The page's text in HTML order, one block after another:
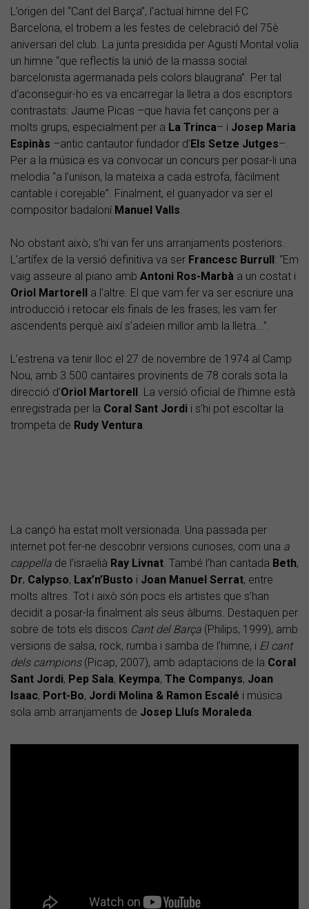
L’origen del “Cant del Barça”, l’actual himne del FC
Barcelona, el trobem a les festes de celebració del 75è
aniversari del club. La junta presidida per Agustí Montal volia
un himne “que reflectís la unió de la massa social
barcelonista agermanada pels colors blaugrana”. Per tal
d’aconseguir-ho es va encarregar la lletra a dos escriptors
contrastats: Jaume Picas –que havia fet cançons per a
molts grups, especialment per a La Trinca– i Josep Maria
Espinàs –antic cantautor fundador d’ Els Setze Jutges–.
Per a la música es va convocar un concurs per posar-li una
melodia “a l’uníson, la mateixa a cada estrofa, fàcilment
cantable i corejable”. Finalment, el guanyador va ser el
compositor badaloní Manuel Valls.
No obstant això, s’hi van fer uns arranjaments posteriors.
L’artífex de la versió definitiva va ser Francesc Burrull : “Em
vaig asseure al piano amb Antoni Ros-Marbà a un costat i
Oriol Martorell
a l’altre. El que vam fer va ser escriure una
introducció i retocar els finals de les frases; les vam fer
ascendents perquè així s’adeien millor amb la lletra...”.
L’estrena va tenir lloc el 27 de novembre de 1974 al Camp
Nou, amb 3.500 cantaires provinents de 78 corals sota la
direcció d’Oriol Martorell . La versió oficial de l’himne està
enregistrada per la Coral Sant Jordi i s’hi pot escoltar la
trompeta de Rudy Ventura.
La cançó ha estat molt versionada. Una passada per
internet pot fer-ne descobrir versions curioses, com una a
cappella de l’israelià Ray Livnat. També l’han cantada Beth,
Dr. Calypso, Lax’n’Busto i Joan Manuel Serrat, entre
molts altres. Tot i això són pocs els artistes que s’han
decidit a posar-la finalment als seus àlbums. Destaquen per
sobre de tots els discos Cant del Barça (Philips, 1999), amb
versions de salsa, rock, rumba i samba de l’himne, i El cant
dels campions(Picap, 2007), amb adaptacions de la Coral
Sant Jordi, Pep Sala, Keympa, The Companys, Joan
Isaac, Port-Bo, Jordi Molina & Ramon Escalé i música
sola amb arranjaments de Josep Lluís Moraleda.